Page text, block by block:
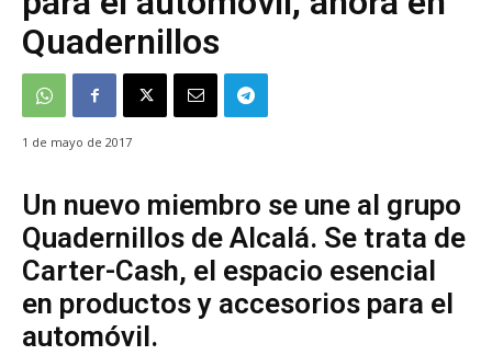
Quadernillos
1 de mayo de 2017
Un nuevo miembro se une al grupo
Quadernillos de Alcalá. Se trata de
Carter-Cash, el espacio esencial
en productos y accesorios para el
automóvil.